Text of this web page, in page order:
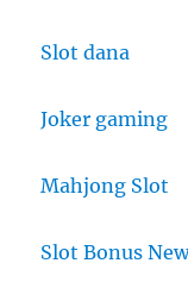
Slot dana
Joker gaming
Mahjong Slot
Slot Bonus